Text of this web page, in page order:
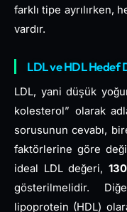
farklı tipe ayrılırken,
vardır.
LDL ve HDL Hedef
LDL, yani düşük
kolesterol” olarak
sorusunun cevabı,
faktörlerine göre
ideal LDL değeri,
gösterilmelidir.
lipoprotein (HDL)